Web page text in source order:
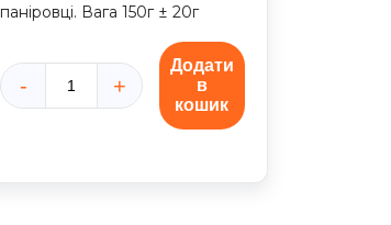
паніровці. Вага 150г ± 20г
Гострі
Додати
в
кошик